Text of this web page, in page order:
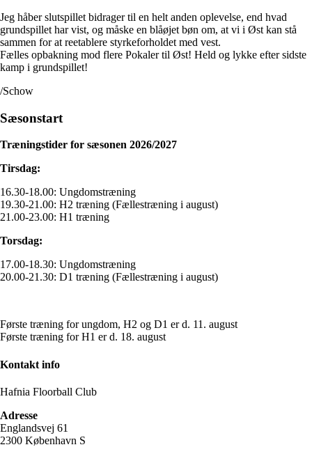
Jeg håber slutspillet bidrager til en helt anden oplevelse, end hvad
grundspillet har vist, og måske en blåøjet bøn om, at vi i Øst kan stå
sammen for at reetablere styrkeforholdet med vest.
Fælles opbakning mod flere Pokaler til Øst! Held og lykke efter sidste
kamp i grundspillet!
/Schow
Sæsonstart
Træningstider for sæsonen 2026/2027
Tirsdag:
16.30-18.00: Ungdomstræning
19.30-21.00: H2 træning (Fællestræning i august)
21.00-23.00: H1 træning
Torsdag:
17.00-18.30: Ungdomstræning
20.00-21.30: D1 træning (Fællestræning i august)
Første træning for ungdom, H2 og D1 er d. 11. august
Første træning for H1 er d. 18. august
Kontakt info
Hafnia Floorball Club
Adresse
Englandsvej 61
2300 København S